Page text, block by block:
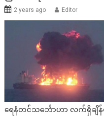
2 years ago Editor
ရေနံတင်သင်္ဘောဟာ လက်ရှိချိန်